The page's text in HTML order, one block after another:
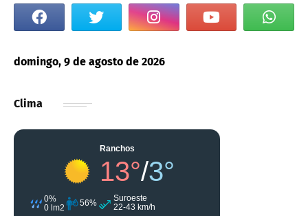
domingo, 9 de agosto de 2026
Clima